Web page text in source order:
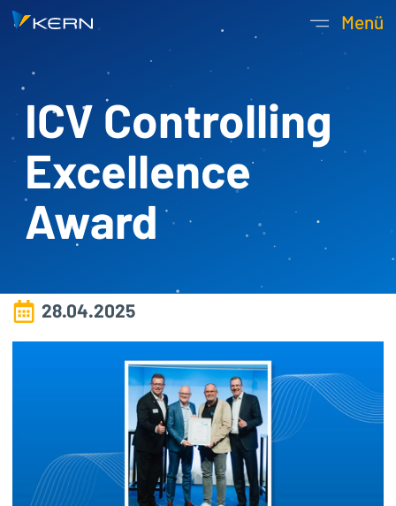
Menü
ICV Controlling
Excellence
Award
28.04.2025